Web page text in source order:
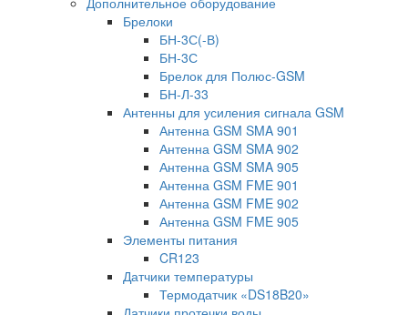
Брелоки
БН-3С(-В)
БН-3С
Брелок для Полюс-GSM
БН-Л-33
Антенны для усиления сигнала GSM
Антенна GSM SMA 901
Антенна GSM SMA 902
Антенна GSM SMA 905
Антенна GSM FME 901
Антенна GSM FME 902
Антенна GSM FME 905
Элементы питания
CR123
Датчики температуры
Термодатчик «DS18B20»